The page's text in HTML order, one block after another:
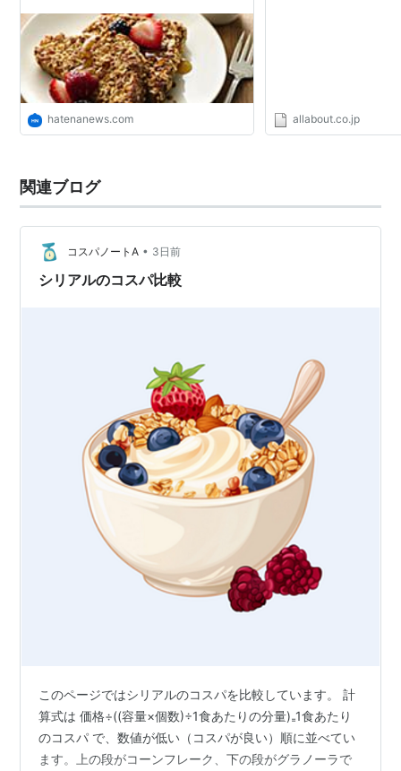
hatenanews.com allabout.co.jp
関連ブログ
コスパノートA • 3日前
シリアルのコスパ比較
このページではシリアルのコスパを比較しています。 計
算式は 価格÷((容量×個数)÷1食あたりの分量)₌1食あたり
のコスパ で、数値が低い（コスパが良い）順に並べてい
ます。上の段がコーンフレーク、下の段がグラノーラで